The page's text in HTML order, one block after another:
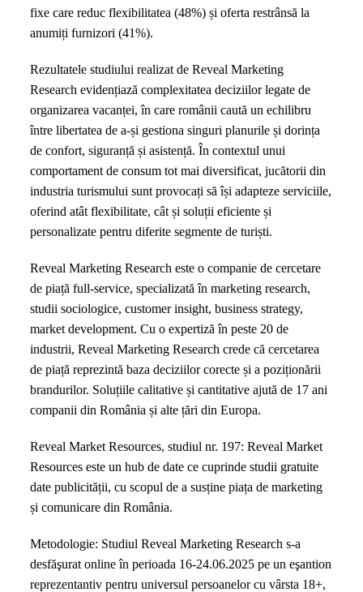
fixe care reduc flexibilitatea (48%) și oferta restrânsă la
anumiți furnizori (41%).
Rezultatele studiului realizat de Reveal Marketing
Research evidențiază complexitatea deciziilor legate de
organizarea vacanței, în care românii caută un echilibru
între libertatea de a-și gestiona singuri planurile și dorința
de confort, siguranță și asistență. În contextul unui
comportament de consum tot mai diversificat, jucătorii din
industria turismului sunt provocați să își adapteze serviciile,
oferind atât flexibilitate, cât și soluții eficiente și
personalizate pentru diferite segmente de turiști.
Reveal Marketing Research este o companie de cercetare
de piață full-service, specializată în marketing research,
studii sociologice, customer insight, business strategy,
market development. Cu o expertiză în peste 20 de
industrii, Reveal Marketing Research crede că cercetarea
de piață reprezintă baza deciziilor corecte și a poziționării
brandurilor. Soluțiile calitative și cantitative ajută de 17 ani
companii din România și alte țări din Europa.
Reveal Market Resources, studiul nr. 197: Reveal Market
Resources este un hub de date ce cuprinde studii gratuite
date publicității, cu scopul de a susține piața de marketing
și comunicare din România.
Metodologie: Studiul Reveal Marketing Research s-a
desfăşurat online în perioada 16-24.06.2025 pe un eşantion
reprezentantiv pentru universul persoanelor cu vârsta 18+,